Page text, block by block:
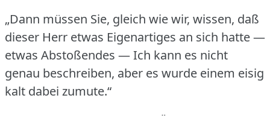
„Dann müssen Sie, gleich wie wir, wissen, daß
dieser Herr etwas Eigenartiges an sich hatte —
etwas Abstoßendes — Ich kann es nicht
genau beschreiben, aber es wurde einem eisig
kalt dabei zumute.“